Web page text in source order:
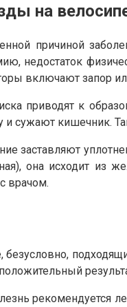
на
причиной
недостаток
включают запор
приводят к
сужают кишечник.
заставляют
она исходит из
врачом.
безусловно,
рекомендуется